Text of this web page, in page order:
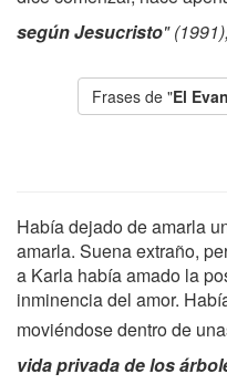
según Jesucristo" (1991),
Frases de "El
Había dejado de amarla
amarla. Suena extraño,
a Karla había amado la
inminencia del amor.
moviéndose dentro de
vida privada de los